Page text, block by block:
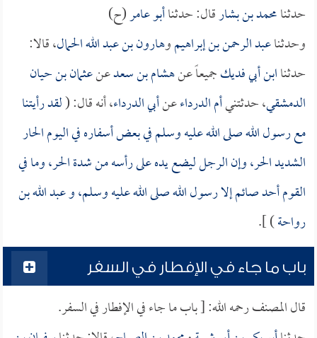
حدثنامحمد بن بشارقال: حدثناأبو عامر(ح)
وحدثناعبد الرحمن بن إبراهيموهارون بن عبد الله الحمال، قالا:
حدثناابن أبي فديكجميعاً عنهشام بن سعدعنعثمان بن حيان
الدمشقي، حدثتنيأم الدرداءعنأبي الدرداء، أنه قال: (لقد رأيتنا
مع رسول الله صلى الله عليه وسلم في بعض أسفاره في اليوم الحار
الشديد الحر، وإن الرجل ليضع يده على رأسه من شدة الحر، وما في
القوم أحد صائم إلا رسول الله صلى الله عليه وسلم، وعبد الله بن
رواحة) ].
باب ما جاء في الإفطار في السفر
قال المصنف رحمه الله: [ باب ما جاء في الإفطار في السفر.